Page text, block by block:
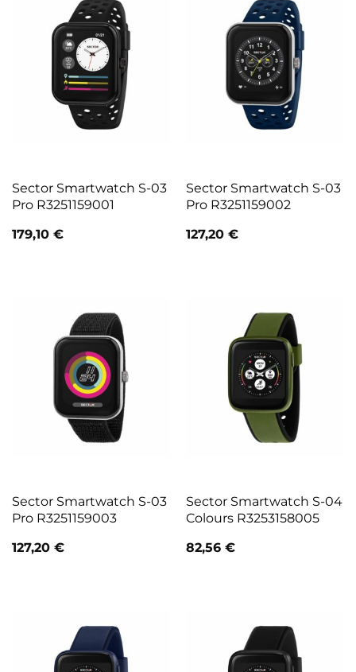
Sector Smartwatch S-03
Pro R3251159001
179,10 €
Sector Smartwatch S-03
Pro R3251159002
127,20 €
Sector Smartwatch S-03
Pro R3251159003
127,20 €
Sector Smartwatch S-04
Colours R3253158005
82,56 €